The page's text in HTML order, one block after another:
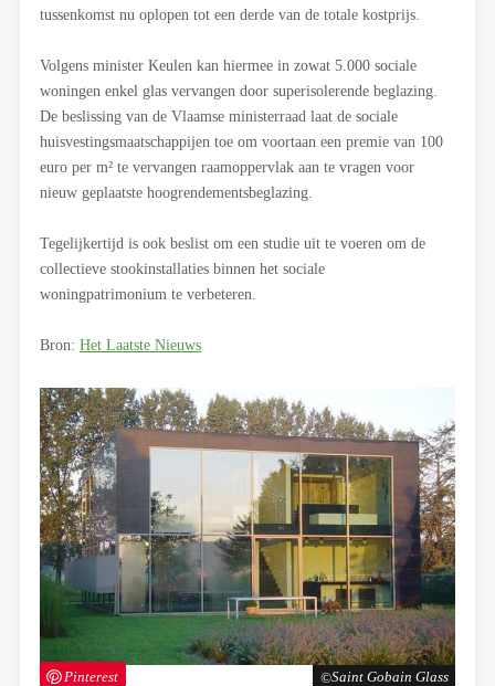
Saint Gobain Glass
Pinterest
tussenkomst nu oplopen tot een derde van de totale kostprijs.
Volgens minister Keulen kan hiermee in zowat 5.000 sociale
woningen enkel glas vervangen door superisolerende beglazing.
De beslissing van de Vlaamse ministerraad laat de sociale
huisvestingsmaatschappijen toe om voortaan een premie van 100
euro per m² te vervangen raamoppervlak aan te vragen voor
nieuw geplaatste hoogrendementsbeglazing.
Tegelijkertijd is ook beslist om een studie uit te voeren om de
collectieve stookinstallaties binnen het sociale
woningpatrimonium te verbeteren.
Bron: Het Laatste Nieuws